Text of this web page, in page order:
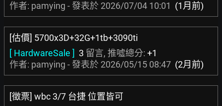
作者: pamying - 發表於 2026/07/04 10:01 (1月前)
[估價] 5700x3D+32G+1tb+3090ti
[ HardwareSale ] 3 留言, 推噓總分: +1
作者: pamying - 發表於 2026/05/15 08:47 (2月前)
[徵票] wbc 3/7 台捷 位置皆可